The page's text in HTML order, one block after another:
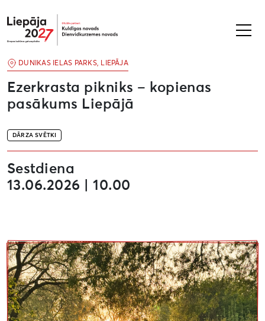
Liepāja2027
DĀRZA SVĒTKI
Ezerkrasta pikniks – kopienas
pasākums Liepājā
DUNIKAS IELAS PARKS, LIEPĀJA
Sestdiena
13.06.2026 | 10.00